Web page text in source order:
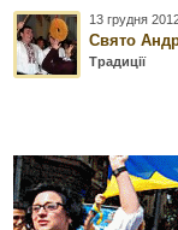
13 грудня
Свято
Традиції